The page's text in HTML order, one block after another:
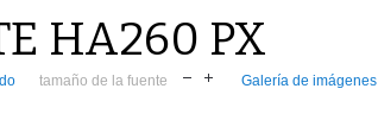
HA260 PX
tamaño de la fuente Galería de imágenes